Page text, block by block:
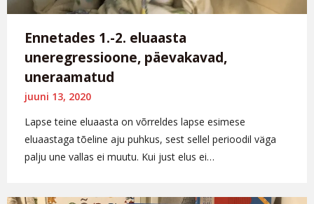
Ennetades 1.-2. eluaasta
uneregressioone, päevakavad,
uneraamatud
juuni 13, 2020
Lapse teine eluaasta on võrreldes lapse esimese
eluaastaga tõeline aju puhkus, sest sellel perioodil väga
palju une vallas ei muutu. Kui just elus ei…